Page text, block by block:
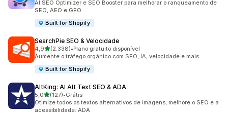
AI SEO Optimizer e SEO Booster para melhorar o ranqueamento de
SEO, AEO e GEO
Built for Shopify
SearchPie SEO & Velocidade
4,9de 5 estrelas
(2.338)
2338 avaliações ao todo
•Plano gratuito disponível
Aumente o tráfego orgânico com SEO, IA, velocidade e mais
Built for Shopify
AltKing: AI Alt Text SEO & ADA
5,0de 5 estrelas
(127)
127 avaliações ao todo
•Grátis
Otimize todos os textos alternativos de imagens, melhore o SEO e a
acessibilidade: ADA